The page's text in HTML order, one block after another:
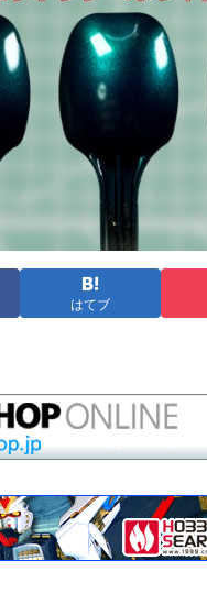
はてブ